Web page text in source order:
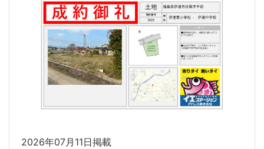
2026年07月11日掲載